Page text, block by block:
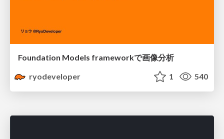
Foundation Models frameworkで画像分析
ryodeveloper
1 540